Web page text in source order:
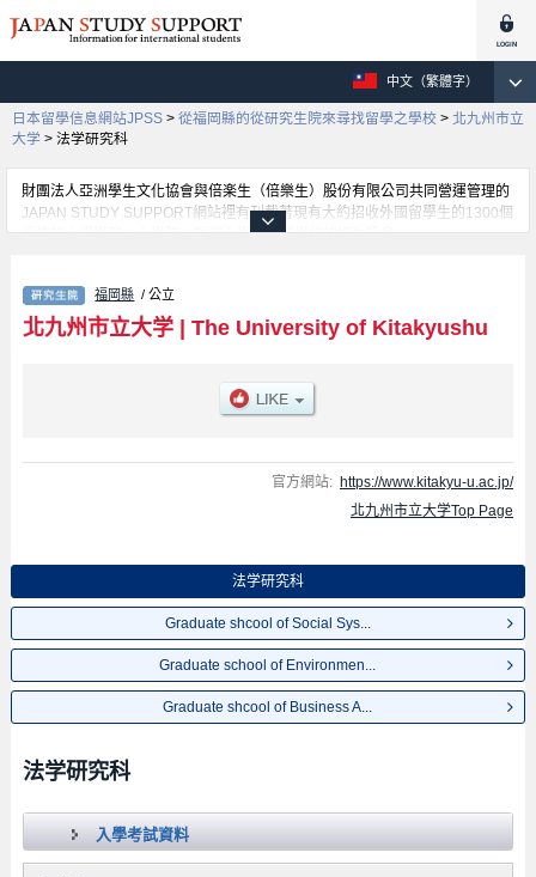
中文（繁體字）
日本留學信息網站JPSS > 從福岡縣的從研究生院來尋找留學之學校 > 北九州市立
大学 > 法学研究科
財團法人亞洲學生文化協會與倍楽生（倍樂生）股份有限公司共同營運管理的
JAPAN STUDY SUPPORT網站裡有刊載著現有大約招收外國留學生的1300個
學校的大學學部、大學院、短期大學、專門學校的招生訊息。
Engineering、Graduate shcool of Business Administration等各別研究科的不
同訊息，以及招收名額、合格人數等考試資訊、設施介紹、聯絡方式等對外國
留學生是必要之訊息都刊載於此，請務必查閱及利用此網站。
福岡縣 / 公立
北九州市立大学| The University of Kitakyushu
官方網站: https://www.kitakyu-u.ac.jp/
北九州市立大学Top Page
法学研究科
Graduate shcool of Social Sys...
Graduate school of Environmen...
Graduate shcool of Business A...
法学研究科
入學考試資料